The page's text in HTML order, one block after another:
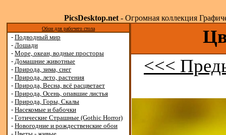
PicsDesktop.net- Огромная коллекция
Обои для рабочего стола
- Подводный мир
- Лошади
- Море, океан, водные просторы
- Домашние животные
- Природа, зима, снег
- Природа, лето, растения
- Природа, Весна, всё расцветает
- Природа, Осень, опавшие листья
- Природа, Горы, Скалы
- Насекомые и бабочки
- Готические Страшные (Gothic Horror)
- Новогодние и рождественские обои
<<<